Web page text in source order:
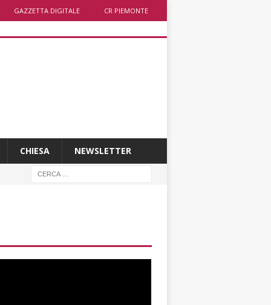
GAZZETTA DIGITALE CR PIEMONTE
CHIESA NEWSLETTER